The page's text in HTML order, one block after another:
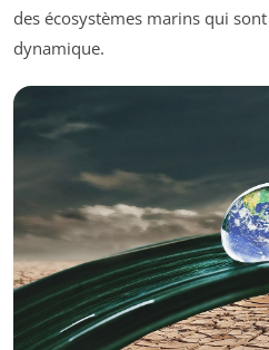
des écosystèmes marins qui
dynamique.